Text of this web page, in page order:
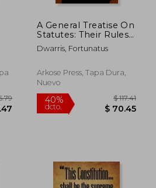
40%
A General Treatise On
Statutes: Their Rules
Of Construction And
The Proper
Legislation And Of
Judicial Interpretation
Dwarris, Fortunatus
Arkose Press, Tapa Dura,
Nuevo